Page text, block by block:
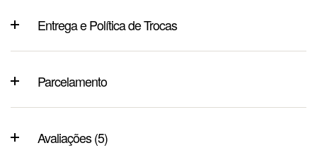
Entrega e Política de Trocas
Parcelamento
Avaliações (5)